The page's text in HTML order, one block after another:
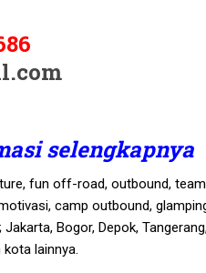
selengkapnya
fun off-road, outbound,
camp outbound,
Bogor, Depok,
kota lainnya.